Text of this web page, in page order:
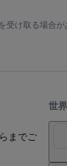
け取る場合
世
までご